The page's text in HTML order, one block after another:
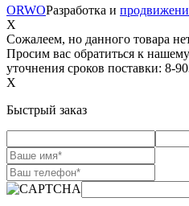
ORWOРазработка и
X
Сожалеем, но данного товара
Просим вас обратиться к
уточнения сроков поставки: 8-
X
Быстрый заказ